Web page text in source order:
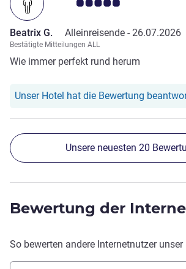
Note Kundenmeinungen 5.0/5
Beatrix G. Alleinreisende - 26.07.2026
Bestätigte Mitteilungen ALL
Wie immer perfekt rund herum
Unser Hotel hat die Bewertung
Unsere neuesten 20
Bewertung der
So bewerten andere Internetnutzer unser